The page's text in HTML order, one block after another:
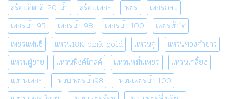
สร้อยอิตาลี 20 นิ้ว
สร้อยเพชร เพชร
เพชรกลม
เพชรน้ำ 95
เพชรน้ำ 98 เพชรน้ำ 100
เพชรหัวใจ
เพชรแฟนซี
แหวน18K pink gold แหวนคู่
แหวนทองคำขาว
แหวนผู้ชาย
แหวนพิงค์โกลด์ แหวนหมั้นเพชร
แหวนเกลี้ยง
แหวนเพชร
แหวนเพชรน้ำ98
แหวนเพชรน้ำ 100